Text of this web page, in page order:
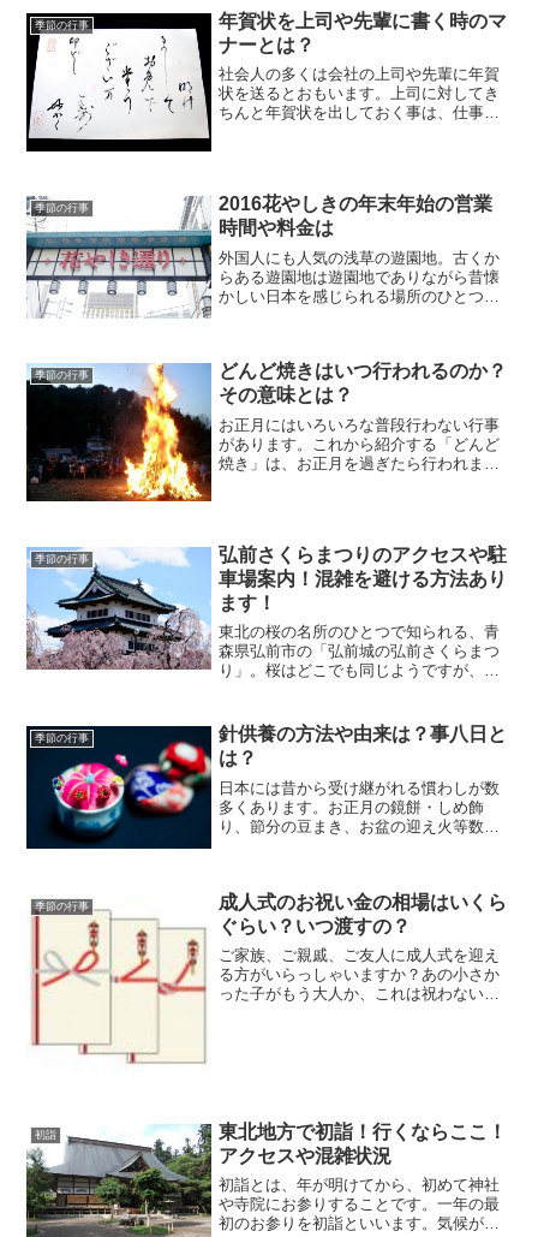
安全などのご利益があるとされていま
す。多くの七福神巡りは、半日...
季節の行事
年賀状を上司や先輩に書く時のマ
ナーとは？
社会人の多くは会社の上司や先輩に年賀
状を送るとおもいます。上司に対してき
ちんと年賀状を出しておく事は、仕事の
だけで、実はマナー違反を...
季節の行事
2016花やしきの年末年始の営業
時間や料金は
外国人にも人気の浅草の遊園地。古くか
らある遊園地は遊園地でありながら昔懐
かしい日本を感じられる場所のひとつ、
トイベント、楽しそうです...
季節の行事
どんど焼きはいつ行われるのか？
その意味とは？
お正月にはいろいろな普段行わない行事
があります。これから紹介する「どんど
焼き」は、お正月を過ぎたら行われま
季節の行事
弘前さくらまつりのアクセスや駐
車場案内！混雑を避ける方法あり
ます！
東北の桜の名所のひとつで知られる、青
森県弘前市の「弘前城の弘前さくらまつ
り」。桜はどこでも同じようですが、弘
デンウィークにかけてが一番の見頃で
す。弘前さくらまつりもGW...
季節の行事
針供養の方法や由来は？事八日と
は？
日本には昔から受け継がれる慣わしが数
多くあります。お正月の鏡餅・しめ飾
り、節分の豆まき、お盆の迎え火等数え
いもの等様々です。例えば、...
季節の行事
成人式のお祝い金の相場はいくら
ぐらい？いつ渡すの？
ご家族、ご親戚、ご友人に成人式を迎え
る方がいらっしゃいますか？あの小さか
った子がもう大人か、これは祝わない
初詣
東北地方で初詣！行くならここ！
アクセスや混雑状況
初詣とは、年が明けてから、初めて神社
や寺院にお参りすることです。一年の最
初のお参りを初詣といいます。気候が安